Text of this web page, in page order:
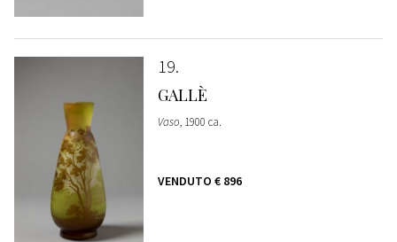
19
GALLÈ
Vaso, 1900 ca.
VENDUTO € 896